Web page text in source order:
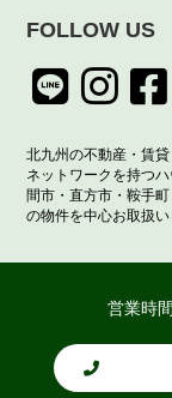
FOLLOW US
北九州の不動産・賃
ネットワークを持つ
間市・直方市・鞍手
の物件を中心お取扱い
営業時